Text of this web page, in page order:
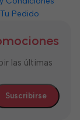
Pedido
las últimas